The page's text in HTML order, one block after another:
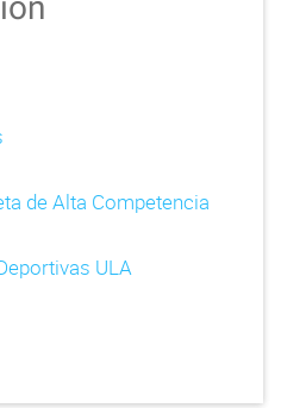
de Alta Competencia
ULA